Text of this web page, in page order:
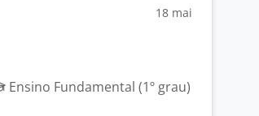
18 mai
Ensino Fundamental (1º grau)